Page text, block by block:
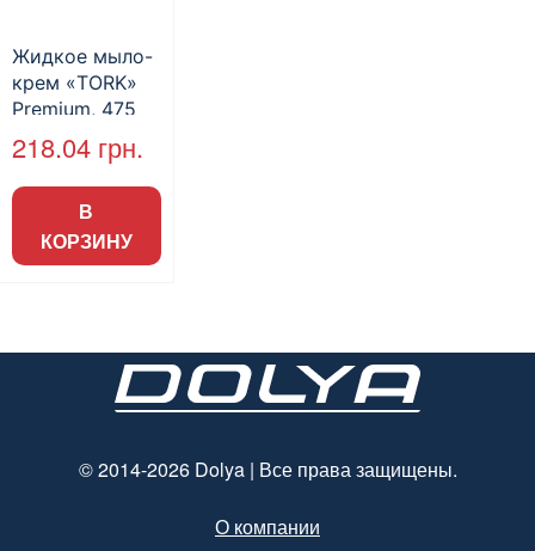
Жидкое мыло-
крем «TORK»
Premium, 475
мл.
218.04 грн.
В
КОРЗИНУ
© 2014-2026 Dolya | Все права защищены.
О компании